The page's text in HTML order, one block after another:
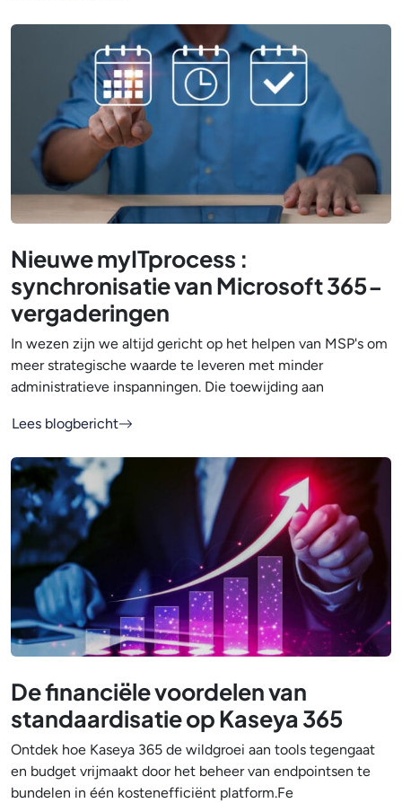
Nieuwe myITprocess :
synchronisatie van Microsoft 365-
vergaderingen
In wezen zijn we altijd gericht op het helpen van MSP's om
meer strategische waarde te leveren met minder
administratieve inspanningen. Die toewijding aan
Lees blogbericht
De financiële voordelen van
standaardisatie op Kaseya 365
Ontdek hoe Kaseya 365 de wildgroei aan tools tegengaat
en budget vrijmaakt door het beheer van endpointsen te
bundelen in één kostenefficiënt platform.Fe